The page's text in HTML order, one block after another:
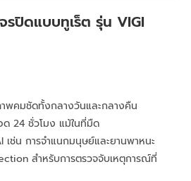
ปิดแบบทูเร็ต รุ่น VIGI
าพคมชัดทั้งกลางวันและกลางคืน
24 ชั่วโมง แม้ในที่มืด
เช่น การจำแนกมนุษย์และยานพาหนะ
สำหรับการตรวจจับเหตุการณ์ที่